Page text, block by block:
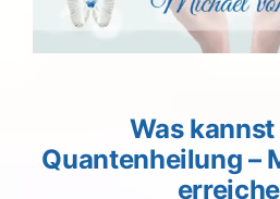
Was
Quantenheilung –